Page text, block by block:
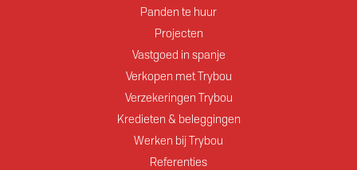
Panden te huur
Projecten
Vastgoed in spanje
Verkopen met Trybou
Verzekeringen Trybou
Kredieten & beleggingen
Werken bij Trybou
Referenties